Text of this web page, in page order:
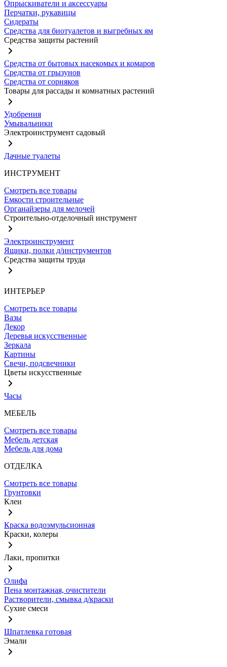
Опрыскиватели и аксессуары
Перчатки, рукавицы
Сидераты
Средства для биотуалетов и выгребных ям
Средства защиты растений
Средства от бытовых насекомых и комаров
Средства от грызунов
Средства от сорняков
Товары для рассады и комнатных растений
Удобрения
Умывальники
Электроинструмент садовый
Дачные туалеты
ИНСТРУМЕНТ
Смотреть все товары
Емкости строительные
Органайзеры для мелочей
Строительно-отделочный инструмент
Электроинструмент
Ящики, полки д/инструментов
Средства защиты труда
ИНТЕРЬЕР
Смотреть все товары
Вазы
Декор
Деревья искусственные
Зеркала
Картины
Свечи, подсвечники
Цветы искусственные
Часы
МЕБЕЛЬ
Смотреть все товары
Мебель детская
Мебель для дома
ОТДЕЛКА
Смотреть все товары
Грунтовки
Клеи
Краска водоэмульсионная
Краски, колеры
Лаки, пропитки
Олифа
Пена монтажная, очистители
Растворители, смывка д/краски
Сухие смеси
Шпатлевка готовая
Эмали